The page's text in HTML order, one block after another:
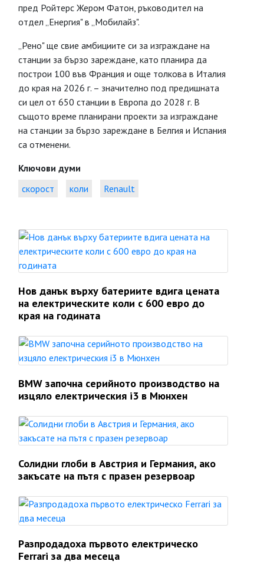
пред Ройтерс Жером Фатон, ръководител на
отдел „Енергия" в „Мобилайз".
„Рено" ще свие амбициите си за изграждане на
станции за бързо зареждане, като планира да
построи 100 във Франция и още толкова в Италия
до края на 2026 г. – значително под предишната
си цел от 650 станции в Европа до 2028 г. В
същото време планирани проекти за изграждане
на станции за бързо зареждане в Белгия и Испания
са отменени.
Ключови думи
скорост
коли Renault
Нов данък върху батериите вдига цената
на електрическите коли с 600 евро до
края на годината
BMW започна серийното производство на
изцяло електрическия i3 в Мюнхен
Солидни глоби в Австрия и Германия, ако
закъсате на пътя с празен резервоар
Разпродадоха първото електрическо
Ferrari за два месеца